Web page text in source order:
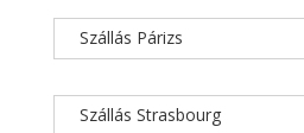
Szállás Párizs
Szállás Strasbourg